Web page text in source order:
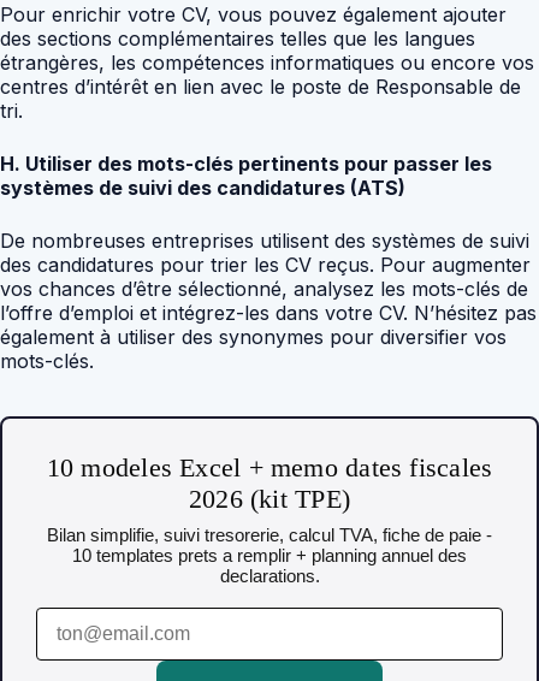
Pour enrichir votre CV, vous pouvez également ajouter
des sections complémentaires telles que les langues
étrangères, les compétences informatiques ou encore vos
centres d’intérêt en lien avec le poste de Responsable de
tri.
H. Utiliser des mots-clés pertinents pour passer les
systèmes de suivi des candidatures (ATS)
De nombreuses entreprises utilisent des systèmes de suivi
des candidatures pour trier les CV reçus. Pour augmenter
vos chances d’être sélectionné, analysez les mots-clés de
l’offre d’emploi et intégrez-les dans votre CV. N’hésitez pas
également à utiliser des synonymes pour diversifier vos
mots-clés.
10 modeles Excel + memo dates fiscales
2026 (kit TPE)
Bilan simplifie, suivi tresorerie, calcul TVA, fiche de paie -
10 templates prets a remplir + planning annuel des
declarations.